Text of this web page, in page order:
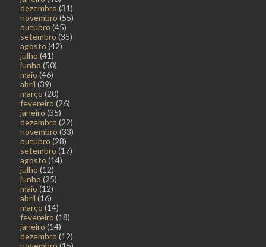
dezembro (31)
novembro (55)
outubro (45)
setembro (35)
agosto (42)
julho (41)
junho (50)
maio (46)
abril (39)
março (20)
fevereiro (26)
janeiro (35)
dezembro (22)
novembro (33)
outubro (28)
setembro (17)
agosto (14)
julho (12)
junho (25)
maio (12)
abril (16)
março (14)
fevereiro (18)
janeiro (14)
dezembro (12)